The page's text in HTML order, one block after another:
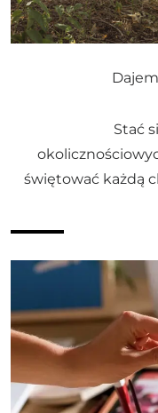
Stać
świętować każdą